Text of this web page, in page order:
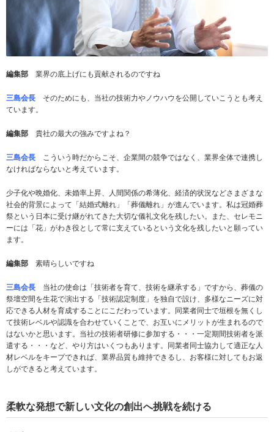
編集部 業界の底上げにも貢献されるのですね
三島会長 そのためにも、当社の技術力やノウハウを公開していこうとも考え
ています。
編集部 貴社の最大の強みですよね？
三島会長 こういう時だからこそ、企業間の競争ではなく、業界全体で連携し
なければならないと考えています。
少子化や晩婚化、未婚率上昇、人間関係の希薄化、経済的状況などさまざまな
社会的背景によって「結婚式離れ」「葬儀離れ」が進んでいます。私は冠婚葬
祭という日本に受け継がれてきた大切な儀礼文化を残したい。また、セレモニ
ーには「花」がわき役として常に支えているという文化を残したいと願ってい
ます。
編集部 素晴らしいですね
三島会長 当社の使命は「技術者を育て、技術を継承する」ですから、葬儀の
祭壇空間を生花で演出する「技術認定制度」を独自で設け、多様なニーズに対
応できる人材を育成することにこだわっています。同業者同士で垣根を無くし
て技術レベルや認識を合わせていくことで、お互いにメリットが生まれるので
はないかと思います。当社の技術者研修に参加する・・・一定期間技術者を派
遣する・・・など、やり方はいくつもあります。同業者同士協力して適正な人
材レベルをキープできれば、業界品質も維持できるし、お客様に対してもお返
しができると考えています。
柔軟な発想で新しい文化の創出へ挑戦を続ける